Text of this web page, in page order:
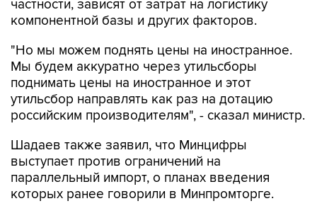
"Но мы можем поднять цены на иностранное.
поднимать цены на иностранное и этот
утильсбор направлять как раз на дотацию
российским производителям", - сказал министр.
Шадаев также заявил, что Минцифры
параллельный импорт, о планах введения
которых ранее говорили в Минпромторге.
В начале октября вице-премьер, глава